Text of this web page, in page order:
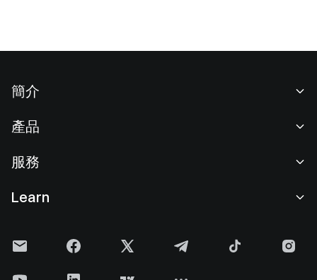
簡介
新聞中心
產品
現貨交易
理財中心
服務
Learn
Gate 快訊